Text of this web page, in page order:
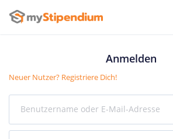
Anmelden
Neuer Nutzer? Registriere Dich!
Benutzername oder E-Mail-Adresse